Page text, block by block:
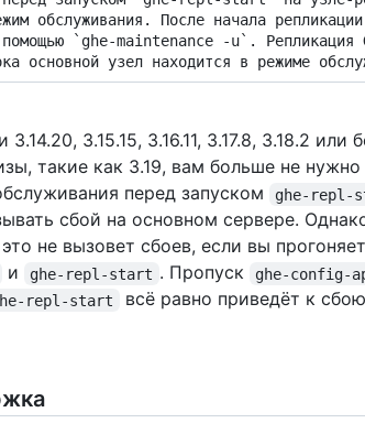
обслуживания. После начала
помощью `ghe-maintenance -u`.
3.15.15, 3.16.11, 3.17.8, 3.18.2 или
такие как 3.19, вам больше не
перед запуском
ghe-repl-
сбой на основном сервере.
это не вызовет сбоев, если вы
и ghe-repl-start . Пропуск ghe-config-
repl-start всё равно приведёт к